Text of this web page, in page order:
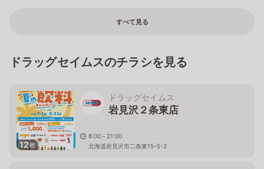
すべて見る
ドラッグセイムスのチラシを見る
12枚
ドラッグセイムス
岩見沢２条東店
8:00～21:00
北海道岩見沢市二条東15-5-2